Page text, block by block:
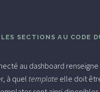
SECTIONS AU CODE
au dashboard renseigne
à quel template elle doit